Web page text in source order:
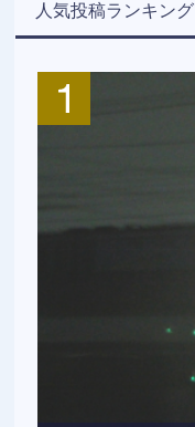
人気投稿ランキング